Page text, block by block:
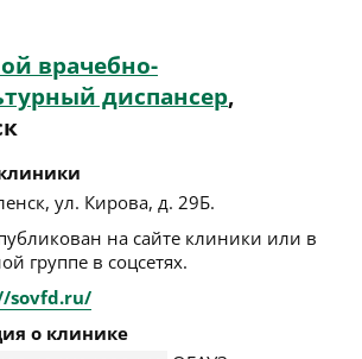
врачебно-
диспансер,
, ул. Кирова, д. 29Б.
на сайте клиники или в
группе в соцсетях.
sovfd.ru/
о клинике